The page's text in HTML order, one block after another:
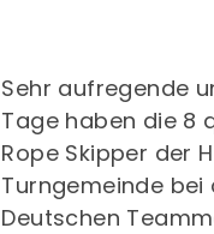
Sehr aufregende
Tage haben die 8
Rope Skipper der
Turngemeinde bei
Deutschen